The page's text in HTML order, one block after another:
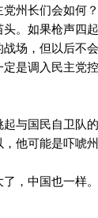
州长们会如何
。如果枪声四
场，但以后不
是调入民主党
与国民自卫队
他可能是吓唬州
，中国也一样